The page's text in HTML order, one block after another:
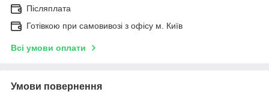
Післяплата
Готівкою при самовивозі з офісу м. Київ
Всі умови оплати
Умови повернення